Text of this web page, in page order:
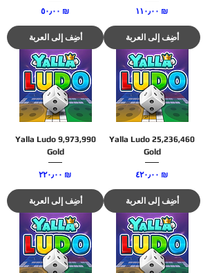
السعر ‏٥٠٫٠٠ ₪
أضِف إلى العربة
السعر ‏١١٠٫٠٠ ₪
أضِف إلى العربة
Yalla Ludo 9,973,990
Gold
السعر ‏٢٢٠٫٠٠ ₪
أضِف إلى العربة
Yalla Ludo 25,236,460
Gold
السعر ‏٤٢٠٫٠٠ ₪
أضِف إلى العربة